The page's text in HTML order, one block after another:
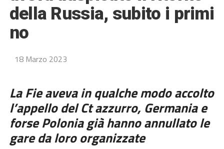
della Russia, subito i primi
no
18 Marzo 2023
La Fie aveva in qualche modo accolto
l’appello del Ct azzurro, Germania e
forse Polonia già hanno annullato le
gare da loro organizzate